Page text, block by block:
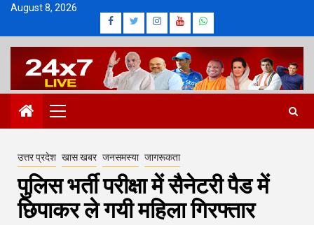
Skip
content
August 8, 2026
Facebook
Twitter
Instagram
Youtube
Whatsapp
Primary
Menu
उत्तर प्रदेश खास खबर जनसमस्या जागरूकता
पुलिस भर्ती परीक्षा में सैनेटरी पैड में
छिपाकर ले गयी महिला गिरफ्तार